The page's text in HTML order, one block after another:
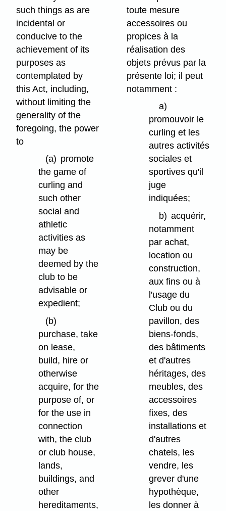
such things as are
incidental or
conducive to the
achievement of its
purposes as
contemplated by
this Act, including,
without limiting the
generality of the
foregoing, the power
to
(a) promote
the game of
curling and
such other
social and
athletic
activities as
may be
deemed by the
club to be
advisable or
expedient;
(b)
purchase, take
on lease,
build, hire or
otherwise
acquire, for the
purpose of, or
for the use in
connection
with, the club
or club house,
lands,
buildings, and
other
hereditaments,
toute mesure
accessoires ou
propices à la
réalisation des
objets prévus par la
présente loi; il peut
notamment :
a)
promouvoir le
curling et les
autres activités
sociales et
sportives qu'il
juge
indiquées;
b) acquérir,
notamment
par achat,
location ou
construction,
aux fins ou à
l'usage du
Club ou du
pavillon, des
biens-fonds,
des bâtiments
et d'autres
héritages, des
meubles, des
accessoires
fixes, des
installations et
d'autres
chatels, les
vendre, les
grever d'une
hypothèque,
les donner à